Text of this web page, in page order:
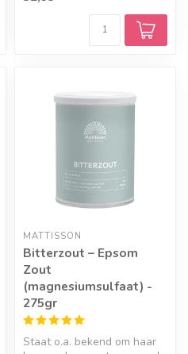
MATTISSON
Bitterzout – Epsom
Zout
(magnesiumsulfaat) -
275gr
Staat o.a. bekend om haar